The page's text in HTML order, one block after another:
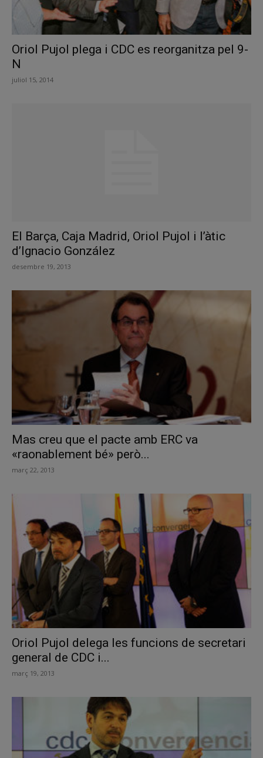
Oriol Pujol plega i CDC es reorganitza pel 9-
N
juliol 15, 2014
El Barça, Caja Madrid, Oriol Pujol i l’àtic
d’Ignacio González
desembre 19, 2013
Mas creu que el pacte amb ERC va
«raonablement bé» però...
març 22, 2013
Oriol Pujol delega les funcions de secretari
general de CDC i...
març 19, 2013